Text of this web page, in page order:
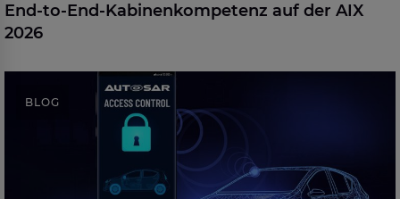
End-to-End-Kabinenkompetenz auf der AIX
2026
AUTOSAR-Zugriffskontrolle
BLOG